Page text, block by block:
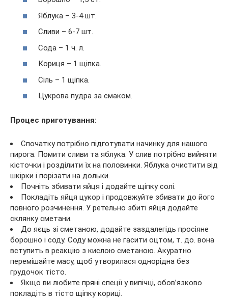
Яблука – 3-4 шт.
Сливи – 6-7 шт.
Сода – 1 ч. л.
Кориця – 1 щіпка.
Сіль – 1 щіпка.
Цукрова пудра за смаком.
Процес приготування:
Спочатку потрібно підготувати начинку для нашого
пирога. Помити сливи та яблука. У слив потрібно вийняти
кісточки і розділити їх на половинки. Яблука очистити від
шкірки і порізати на дольки.
Почніть збивати яйця і додайте щіпку солі.
Покладіть яйця цукор і продовжуйте збивати до його
повного розчинення. У ретельно збиті яйця додайте
склянку сметани.
До яєць зі сметаною, додайте заздалегідь просіяне
борошно і соду. Соду можна не гасити оцтом, т. до. вона
вступить в реакцію з кислою сметаною. Акуратно
перемішайте масу, щоб утворилася однорідна без
грудочок тісто.
Якщо ви любите пряні спеції у випічці, обов’язково
покладіть в тісто щіпку кориці.